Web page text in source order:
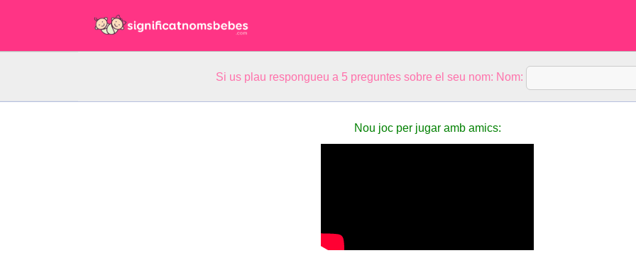
Si us plau respongueu a 5 preguntes sobre el seu nom: Nom:
Nou joc per jugar amb amics: